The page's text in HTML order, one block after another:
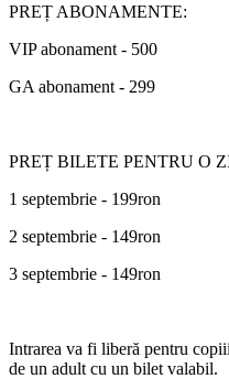
PREȚ ABONAMENTE:
VIP abonament - 500
GA abonament - 299
PREȚ BILETE PENTRU O
1 septembrie - 199ron
2 septembrie - 149ron
3 septembrie - 149ron
Intrarea va fi liberă pentru
de un adult cu un bilet valabil.